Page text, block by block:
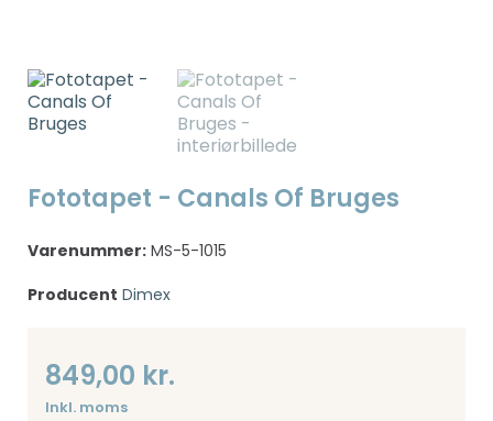
Fototapet - Canals Of Bruges
Varenummer: MS-5-1015
Producent Dimex
849,00 kr.
Inkl. moms